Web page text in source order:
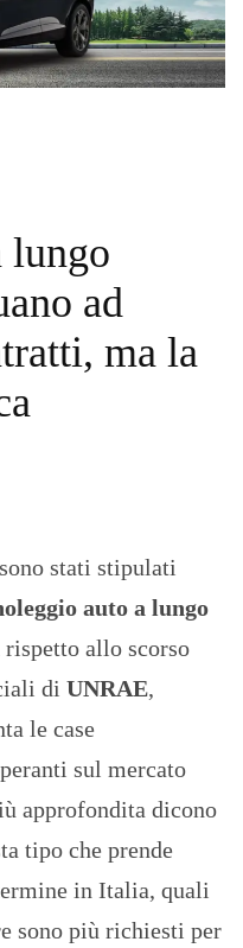
lungo
ad
ma la
stati stipulati
auto a lungo
allo scorso
di UNRAE,
le case
sul mercato
approfondita dicono
tipo che prende
in Italia, quali
sono più richiesti per